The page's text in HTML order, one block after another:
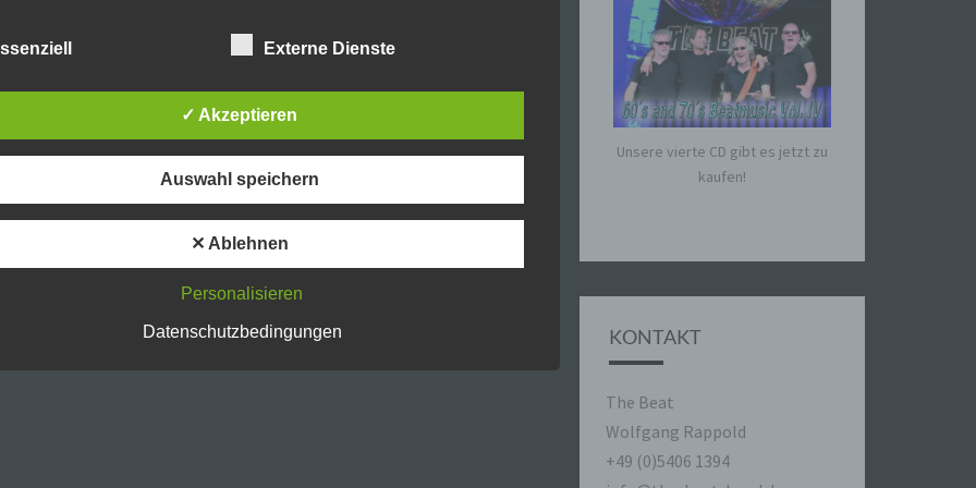
Unsere vierte CD gibt es jetzt zu
kaufen!
KONTAKT
The Beat
Wolfgang Rappold
+49 (0)5406 1394
Maßnahmen umgesetzt, um einen möglichst
Schutz der über diese Internetseite verarbeiteten
Datenübertragungen grundsätzlich Sicherheitslücken
sodass ein absoluter Schutz nicht gewährleistet werden kann.
Grund steht es jeder betroffenen Person frei,
Daten auch auf alternativen Wegen, beispielsweise
an uns zu übermitteln.
beruht auf den Begrifflichkeiten, die durch den
Richtlinien- und Verordnungsgeber beim Erlass der
soll sowohl für die Öffentlichkeit als auch für unsere
gewährleisten, möchten wir vorab die verwendeten
Externe Dienste
✓ Akzeptieren
Auswahl speichern
✕ Ablehnen
Personalisieren
Datenschutzbedingungen